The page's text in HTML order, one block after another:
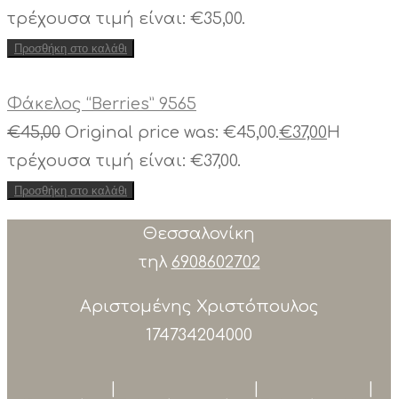
τρέχουσα τιμή είναι: €35,00.
Προσθήκη στο καλάθι
Φάκελος “Berries” 9565
€45,00 Original price was: €45,00.€37,00 Η
τρέχουσα τιμή είναι: €37,00.
Προσθήκη στο καλάθι
Θεσσαλονίκη
τηλ 6908602702
Αριστομένης Χριστόπουλος
174734204000